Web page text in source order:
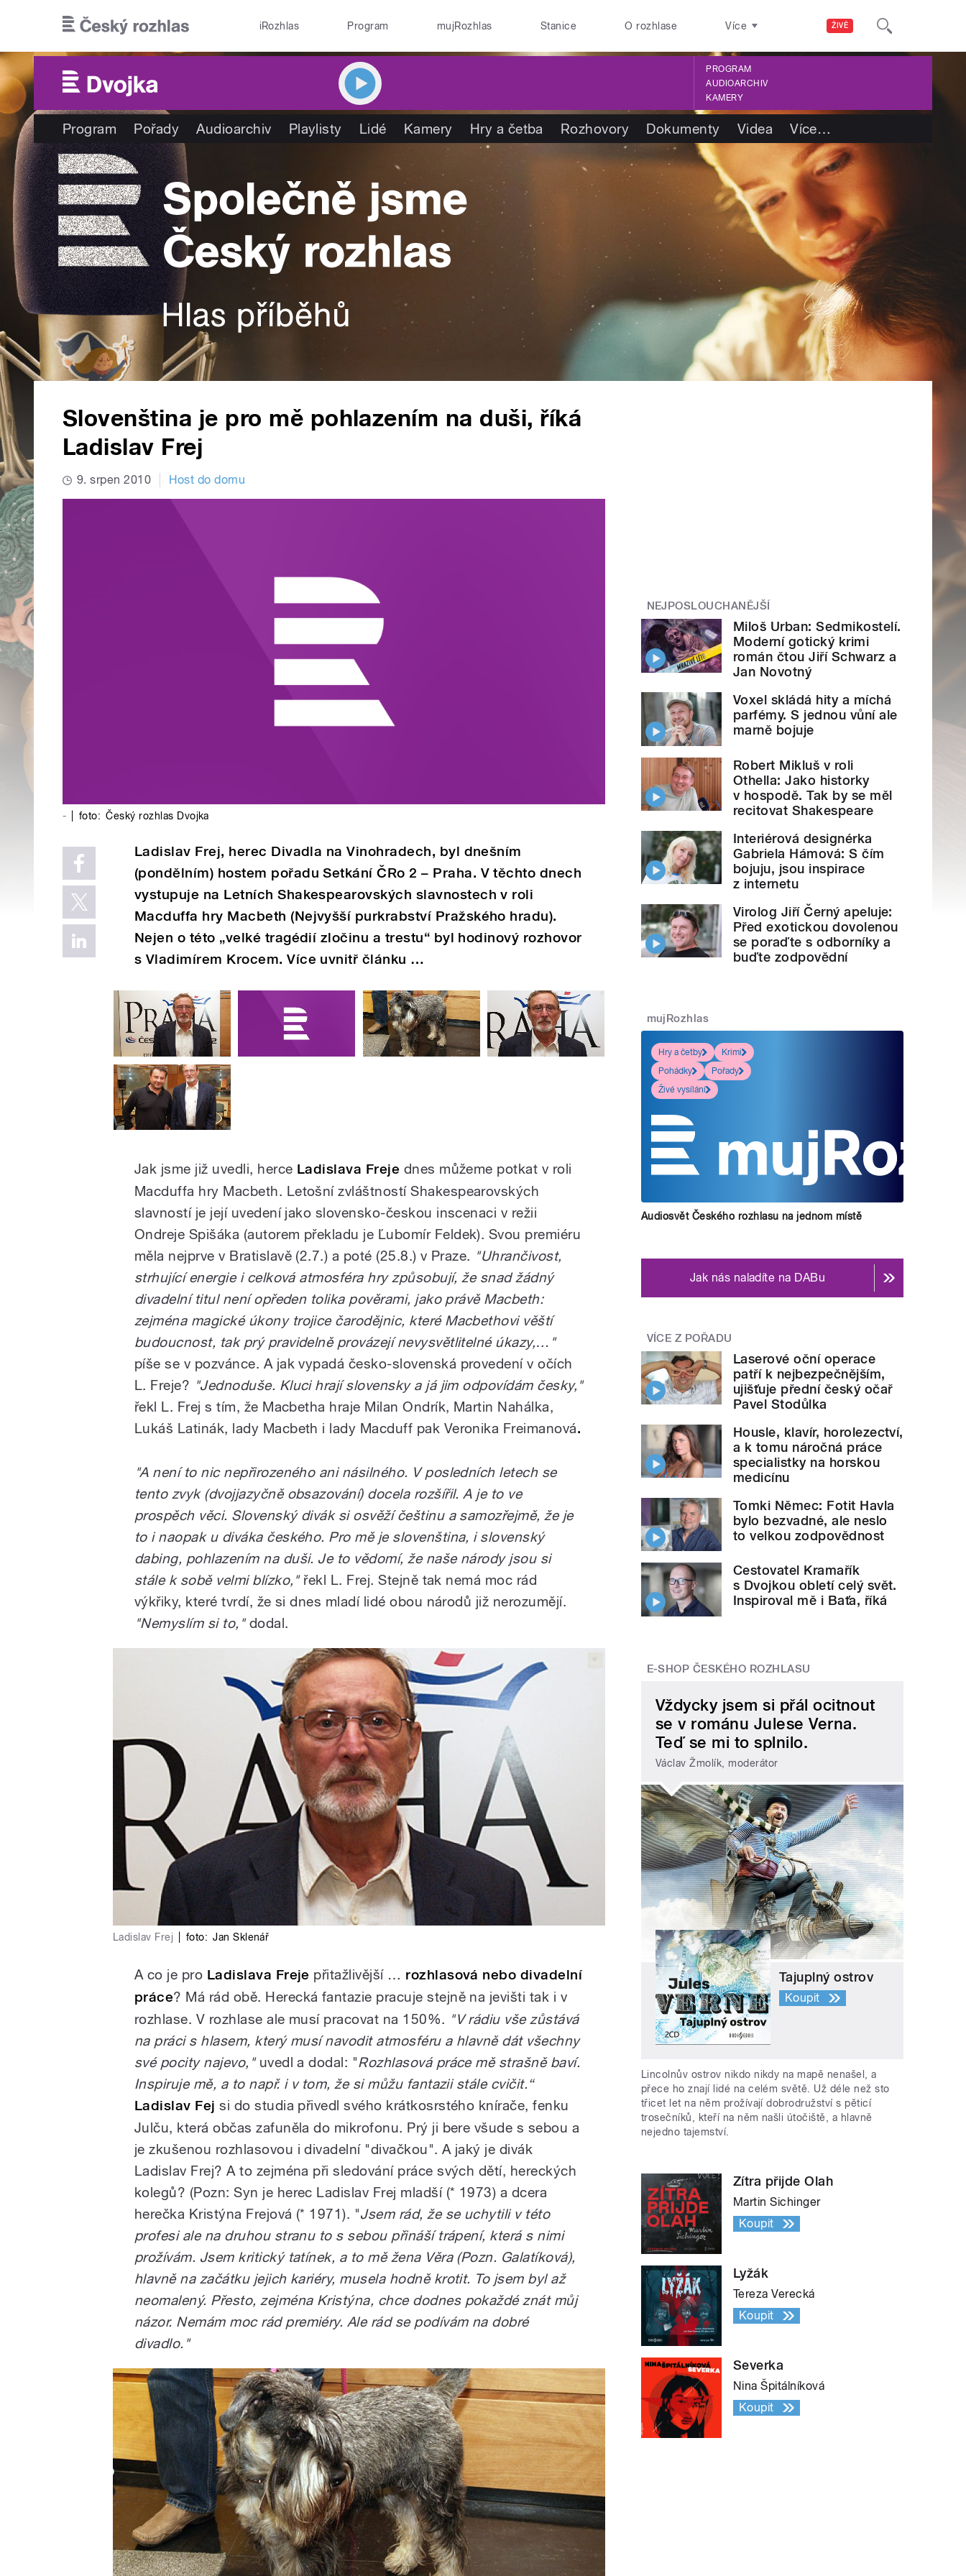
ŽIVĚ
iRozhlas Program mujRozhlas Stanice O rozhlase Více
PROGRAM
AUDIOARCHIV
KAMERY
Program Pořady Audioarchiv Playlisty Lidé Kamery Hry a četba Rozhovory Dokumenty Videa Více…
Slovenština je pro mě pohlazením na duši, říká
Ladislav Frej
9. srpen 2010 Host do domu
- foto: Český rozhlas Dvojka
Ladislav Frej, herec Divadla na Vinohradech, byl dnešním
(pondělním) hostem pořadu Setkání ČRo 2 – Praha. V těchto dnech
vystupuje na Letních Shakespearovských slavnostech v roli
Macduffa hry Macbeth (Nejvyšší purkrabství Pražského hradu).
Nejen o této „velké tragédií zločinu a trestu“ byl hodinový rozhovor
s Vladimírem Krocem. Více uvnitř článku …
Jak jsme již uvedli, herce Ladislava Freje dnes můžeme potkat v roli
Macduffa hry Macbeth. Letošní zvláštností Shakespearovských
slavností je její uvedení jako slovensko-českou inscenaci v režii
Ondreje Spišáka (autorem překladu je Ľubomír Feldek). Svou premiéru
měla nejprve v Bratislavě (2.7.) a poté (25.8.) v Praze. "Uhrančivost,
strhující energie i celková atmosféra hry způsobují, že snad žádný
divadelní titul není opředen tolika pověrami, jako právě Macbeth:
zejména magické úkony trojice čarodějnic, které Macbethovi věští
budoucnost, tak prý pravidelně provázejí nevysvětlitelné úkazy,…"
píše se v pozvánce. A jak vypadá česko-slovenská provedení v očích
L. Freje? "Jednoduše. Kluci hrají slovensky a já jim odpovídám česky,"
řekl L. Frej s tím, že Macbetha hraje Milan Ondrík, Martin Nahálka,
Lukáš Latinák, lady Macbeth i lady Macduff pak Veronika Freimanová.
"A není to nic nepřirozeného ani násilného. V posledních letech se
tento zvyk (dvojjazyčně obsazování) docela rozšířil. A je to ve
prospěch věci. Slovenský divák si osvěží češtinu a samozřejmě, že je
to i naopak u diváka českého. Pro mě je slovenština, i slovenský
dabing, pohlazením na duši. Je to vědomí, že naše národy jsou si
stále k sobě velmi blízko,"řekl L. Frej. Stejně tak nemá moc rád
výkřiky, které tvrdí, že si dnes mladí lidé obou národů již nerozumějí.
"Nemyslím si to,"dodal.
Ladislav Frej foto: Jan Sklenář
A co je pro Ladislava Freje přitažlivější … rozhlasová nebo divadelní
práce? Má rád obě. Herecká fantazie pracuje stejně na jevišti tak i v
rozhlase. V rozhlase ale musí pracovat na 150%. "V rádiu vše zůstává
na práci s hlasem, který musí navodit atmosféru a hlavně dát všechny
své pocity najevo," uvedl a dodal: "Rozhlasová práce mě strašně baví.
Inspiruje mě, a to např. i v tom, že si můžu fantazii stále cvičit.“
Ladislav Fej si do studia přivedl svého krátkosrstého knírače, fenku
Julču, která občas zafuněla do mikrofonu. Prý ji bere všude s sebou a
je zkušenou rozhlasovou i divadelní "divačkou". A jaký je divák
Ladislav Frej? A to zejména při sledování práce svých dětí, hereckých
kolegů? (Pozn: Syn je herec Ladislav Frej mladší (* 1973) a dcera
herečka Kristýna Frejová (* 1971). "Jsem rád, že se uchytili v této
profesi ale na druhou stranu to s sebou přináší trápení, která s nimi
prožívám. Jsem kritický tatínek, a to mě žena Věra (Pozn. Galatíková),
hlavně na začátku jejich kariéry, musela hodně krotit. To jsem byl až
neomalený. Přesto, zejména Kristýna, chce dodnes pokaždé znát můj
názor. Nemám moc rád premiéry. Ale rád se podívám na dobré
divadlo."
NEJPOSLOUCHANĚJŠÍ
Miloš Urban: Sedmikostelí.
Moderní gotický krimi
román čtou Jiří Schwarz a
Jan Novotný
Voxel skládá hity a míchá
parfémy. S jednou vůní ale
marně bojuje
Robert Mikluš v roli
Othella: Jako historky
v hospodě. Tak by se měl
recitovat Shakespeare
Interiérová designérka
Gabriela Hámová: S čím
bojuju, jsou inspirace
z internetu
Virolog Jiří Černý apeluje:
Před exotickou dovolenou
se poraďte s odborníky a
buďte zodpovědní
mujRozhlas
Hry a četby
Krimi
Pohádky
Pořady
Živé vysílání
Audiosvět Českého rozhlasu na jednom místě
Jak nás naladíte na DABu
VÍCE Z POŘADU
Laserové oční operace
patří k nejbezpečnějším,
ujišťuje přední český očař
Pavel Stodůlka
Housle, klavír, horolezectví,
a k tomu náročná práce
specialistky na horskou
medicínu
Tomki Němec: Fotit Havla
bylo bezvadné, ale neslo
to velkou zodpovědnost
Cestovatel Kramařík
s Dvojkou obletí celý svět.
Inspiroval mě i Baťa, říká
E-SHOP ČESKÉHO ROZHLASU
Vždycky jsem si přál ocitnout
se v románu Julese Verna.
Teď se mi to splnilo.
Václav Žmolík, moderátor
Tajuplný ostrov
Koupit
Lincolnův ostrov nikdo nikdy na mapě nenašel, a
přece ho znají lidé na celém světě. Už déle než sto
třicet let na něm prožívají dobrodružství s pěticí
trosečníků, kteří na něm našli útočiště, a hlavně
nejedno tajemství.
Zítra přijde Olah
Martin Sichinger
Koupit
Lyžák
Tereza Verecká
Koupit
Severka
Nina Špitálníková
Koupit